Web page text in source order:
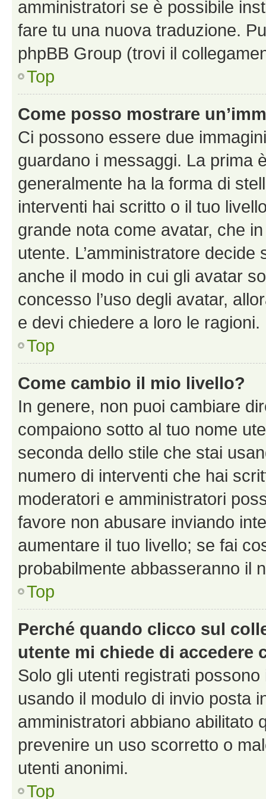
amministratori se è possibile
fare tu una nuova traduzione.
phpBB Group (trovi il
Top
Come posso mostrare
Ci possono essere due
guardano i messaggi. La prima
generalmente ha la forma di
interventi hai scritto o il tuo
grande nota come avatar, che
utente. L’amministratore
anche il modo in cui gli avatar
concesso l’uso degli avatar,
e devi chiedere a loro le ragioni.
Top
Come cambio il mio livello?
In genere, non puoi cambiare
compaiono sotto al tuo nome
seconda dello stile che stai
numero di interventi che hai
moderatori e amministratori
favore non abusare inviando
aumentare il tuo livello; se fai
probabilmente abbasseranno il
Top
Perché quando clicco sul
utente mi chiede di accedere
Solo gli utenti registrati
usando il modulo di invio posta
amministratori abbiano abilitato
prevenire un uso scorretto o
utenti anonimi.
Top